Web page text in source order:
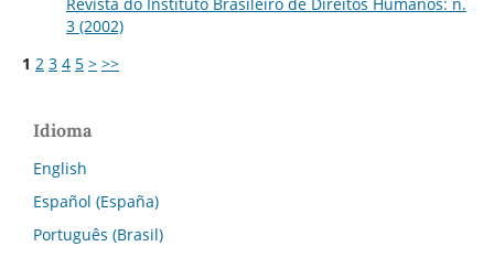
Revista do Instituto Brasileiro de Direitos Humanos: n.
3 (2002)
1 2 3 4 5 > >>
Idioma
English
Español (España)
Português (Brasil)